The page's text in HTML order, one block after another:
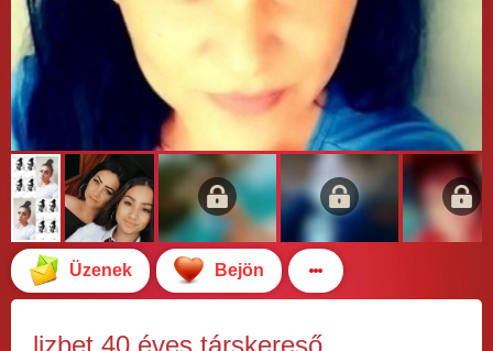
Üzenek Bejön
lizbet 40 éves társkereső